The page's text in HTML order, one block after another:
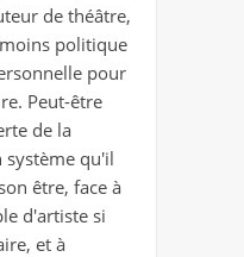
de théâtre,
politique
pour
Peut-être
de la
qu'il
être, face à
d'artiste si
et à